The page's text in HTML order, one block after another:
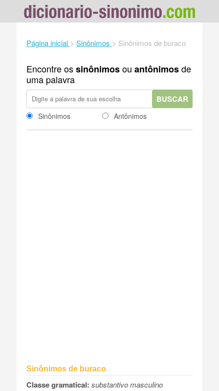
Página inicial > Sinônimos > Sinônimos de buraco
Encontre ossinônimosou antônimosde
uma palavra
BUSCAR
Sinônimos Antônimos
Sinônimos de buraco
Classe gramatical: substantivo masculino